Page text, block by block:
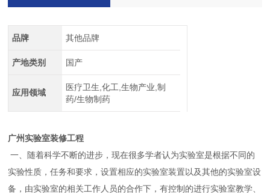
品牌 其他品牌
产地类别 国产
应用领域
医疗卫生,化工,生物产业,制
药/生物制药
广州实验室装修工程
一、随着科学不断的进步，现在很多学者认为实验室是根据不同的
实验性质，任务和要求，设置相应的实验室装置以及其他的实验室设
备，由实验室的相关工作人员的合作下，有控制的进行实验室教学、